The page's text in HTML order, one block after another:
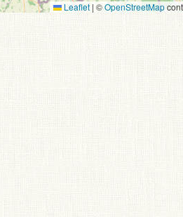
Leaflet | ©OpenStreetMap